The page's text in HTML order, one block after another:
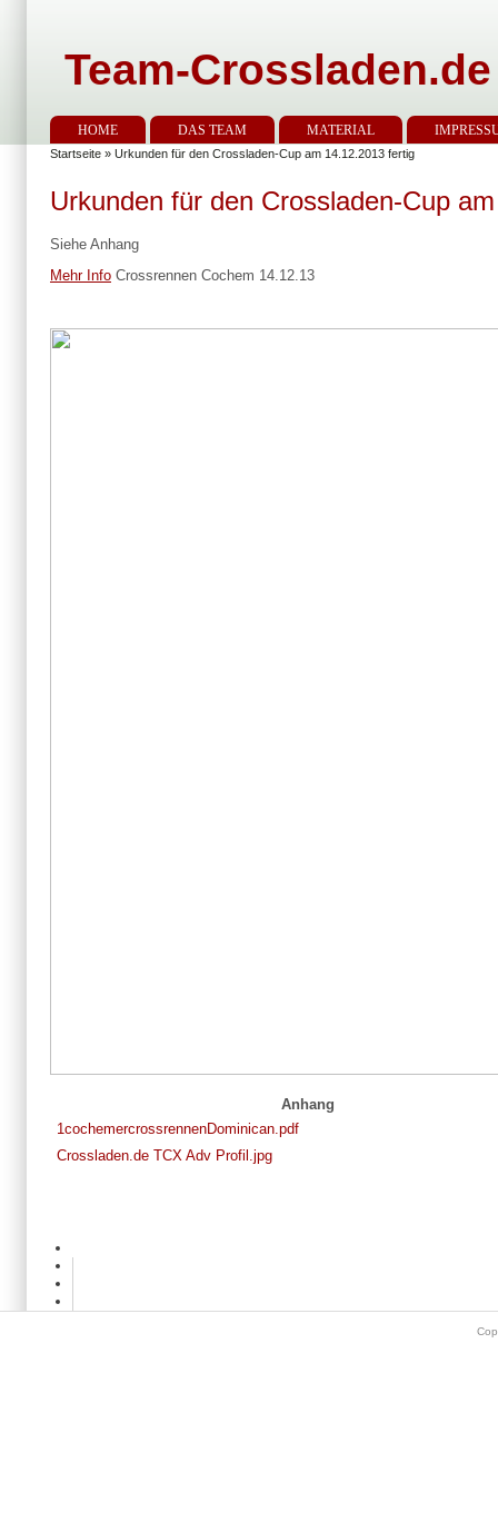
Team-Crossladen.de
HOME DAS TEAM MATERIAL
Startseite » Urkunden für den Crossladen-Cup am 14.12.2013 fertig
Urkunden für den Crossladen-Cup
Siehe Anhang
Mehr Info Crossrennen Cochem 14.12.13
Anhang
1cochemercrossrennenDominican.pdf
Crossladen.de TCX Adv Profil.jpg